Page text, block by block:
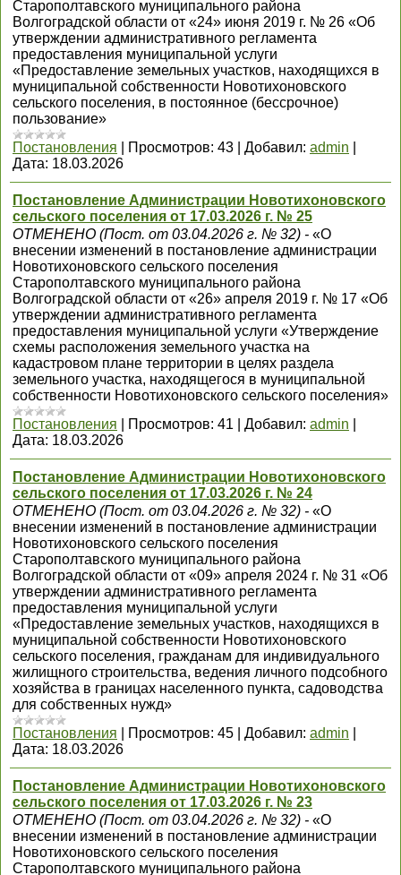
Старополтавского муниципального района
Волгоградской области от «24» июня 2019 г. № 26 «Об
утверждении административного регламента
предоставления муниципальной услуги
«Предоставление земельных участков, находящихся в
муниципальной собственности Новотихоновского
сельского поселения, в постоянное (бессрочное)
пользование»
Постановления
Просмотров: 43 Добавил: admin
Дата: 18.03.2026
Постановление Администрации Новотихоновского
сельского поселения от 17.03.2026 г. № 25
ОТМЕНЕНО (Пост. от 03.04.2026 г. № 32) - «О
внесении изменений в постановление администрации
Новотихоновского сельского поселения
Старополтавского муниципального района
Волгоградской области от «26» апреля 2019 г. № 17 «Об
утверждении административного регламента
предоставления муниципальной услуги «Утверждение
схемы расположения земельного участка на
кадастровом плане территории в целях раздела
земельного участка, находящегося в муниципальной
собственности Новотихоновского сельского поселения»
Постановления
Просмотров: 41 Добавил: admin
Дата: 18.03.2026
Постановление Администрации Новотихоновского
сельского поселения от 17.03.2026 г. № 24
ОТМЕНЕНО (Пост. от 03.04.2026 г. № 32) - «О
внесении изменений в постановление администрации
Новотихоновского сельского поселения
Старополтавского муниципального района
Волгоградской области от «09» апреля 2024 г. № 31 «Об
утверждении административного регламента
предоставления муниципальной услуги
«Предоставление земельных участков, находящихся в
муниципальной собственности Новотихоновского
сельского поселения, гражданам для индивидуального
жилищного строительства, ведения личного подсобного
хозяйства в границах населенного пункта, садоводства
для собственных нужд»
Постановления
Просмотров: 45 Добавил: admin
Дата: 18.03.2026
Постановление Администрации Новотихоновского
сельского поселения от 17.03.2026 г. № 23
ОТМЕНЕНО (Пост. от 03.04.2026 г. № 32) - «О
внесении изменений в постановление администрации
Новотихоновского сельского поселения
Старополтавского муниципального района